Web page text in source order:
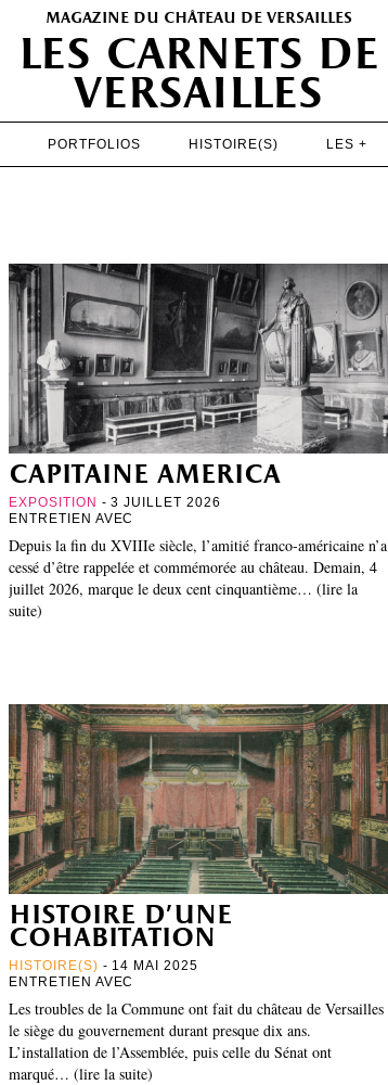
magazine du château de versailles
les carnets de
versailles
PORTFOLIOS HISTOIRE(S) LES +
SPECTACLES
PORTFOLIOS
HISTOIRE(S)
LES +
ABONNEMENT GRATUIT AU MAGAZINE
capitaine america
EXPOSITION - 3 JUILLET 2026
ENTRETIEN AVEC
Depuis la fin du XVIIIe siècle, l’amitié franco-américaine n’a
cessé d’être rappelée et commémorée au château. Demain, 4
juillet 2026, marque le deux cent cinquantième… (lire la
suite)
histoire d’une
cohabitation
HISTOIRE(S) - 14 MAI 2025
ENTRETIEN AVEC
Les troubles de la Commune ont fait du château de Versailles
le siège du gouvernement durant presque dix ans.
L’installation de l’Assemblée, puis celle du Sénat ont
marqué… (lire la suite)